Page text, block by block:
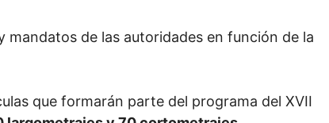
mandatos de las autoridades en función de la
que formarán parte del programa del XVII